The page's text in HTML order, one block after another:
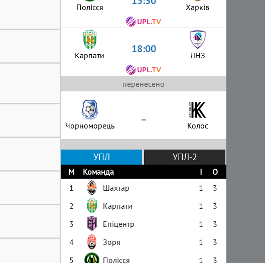
Полісся Харків
Карпати 18:00 ЛНЗ
перенесено
Чорноморець – Колос
УПЛ УПЛ-2
М Команда І
О
1
Шахтар 1
3
2
Карпати 1
3
3
Епіцентр 1
3
4
Зоря 1
3
5
Полісся 1
3